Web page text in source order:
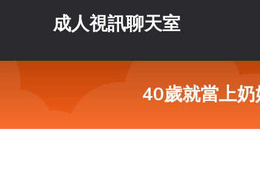
成人視訊聊天室
40歲就當上